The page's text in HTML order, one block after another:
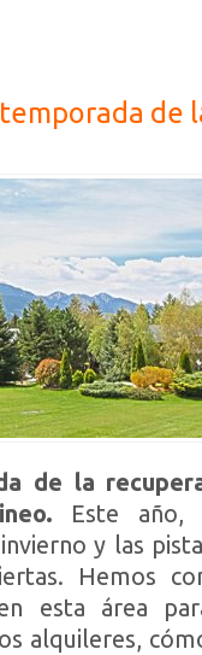
de
de la
Este año,
y las
Hemos
esta área
alquileres,